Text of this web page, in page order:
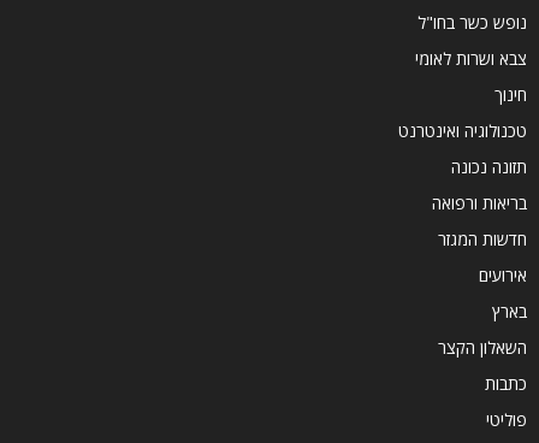
נופש כשר בחו"ל
צבא ושרות לאומי
חינוך
טכנולוגיה ואינטרנט
תזונה נכונה
בריאות ורפואה
חדשות המגזר
אירועים
בארץ
השאלון הקצר
כתבות
פוליטי